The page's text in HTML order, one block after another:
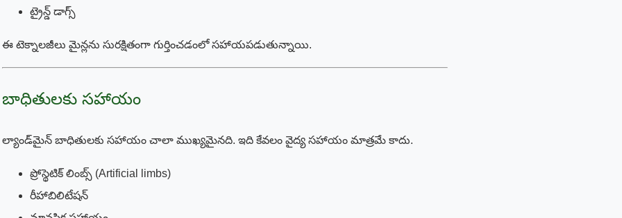
ట్రైన్డ్ డాగ్స్
ఈ టెక్నాలజీలు మైన్లను సురక్షితంగా గుర్తించడంలో సహాయపడుతున్నాయి.
బాధితులకు సహాయం
ల్యాండ్‌మైన్ బాధితులకు సహాయం చాలా ముఖ్యమైనది. ఇది కేవలం వైద్య సహాయం మాత్రమే కాదు.
ప్రోస్థెటిక్ లింబ్స్ (Artificial limbs)
రీహాబిలిటేషన్